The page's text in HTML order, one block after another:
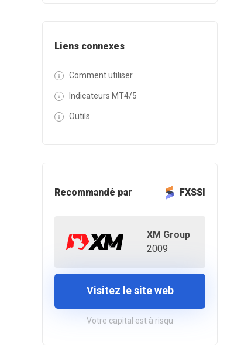
Liens connexes
Comment utiliser
Indicateurs MT4/5
Outils
Recommandé par FXSSI
XM Group
2009
Visitez le site web
Votre capital est à risqu